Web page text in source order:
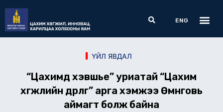
content
Search
ENG
ҮЙЛ ЯВДАЛ
“Цахимд хэвшье” уриатай “Цахим
хөгжлийн өдөрлөг” арга хэмжээ Өмнөговь
аймагт болж байна